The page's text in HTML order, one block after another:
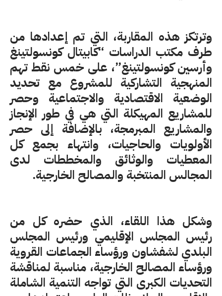
وترتكز هذه المقاربة، التي تم إعدادها من
طرف مكتب الدراسات “كابيتال كونسولتينغ
وأرسين كونسولتينغ”، على خمس نقط تهم
المنهجية التشاركية للمشروع مع تحديد
الوضعية الاقتصادية والاجتماعية وحصر
للمشاريع المهيكلة التي هي في طور الإنجاز
والمشاريع المبرمجة، بالإضافة إلى حصر
الأولويات والحاجيات، وانتهاء بجمع كل
المعطيات والوثائق والمخططات لدى
المجالس المنتخبة والمصالح الخارجية.
وشكل هذا اللقاء، الذي حضره كل من
رئيس المجلس الإقليمي ورئيس المجلس
البلدي لشفشاون ورؤساء الجماعات القروية
ورؤساء المصالح الخارجية، مناسبة لمناقشة
التحديات الكبرى التي تواجه التنمية الشاملة